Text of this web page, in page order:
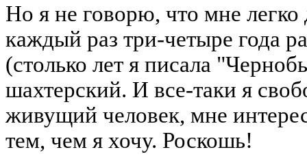
Но я не говорю, что мне
каждый раз три-четыре года
(столько лет я писала
шахтерский. И все-таки я
живущий человек, мне
тем, чем я хочу. Роскошь!